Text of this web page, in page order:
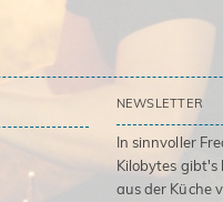
NEWSLETTER
In sinnvoller
Kilobytes gibt's
aus der Küche